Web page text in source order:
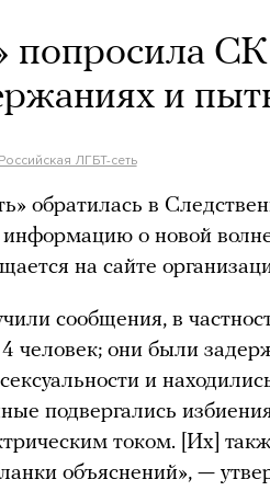
попросила
и
Российская ЛГБТ-сеть
обратилась в
о новой
на сайте
сообщения, в
человек; они были
и
подвергались
током. [Их]
объяснений», —